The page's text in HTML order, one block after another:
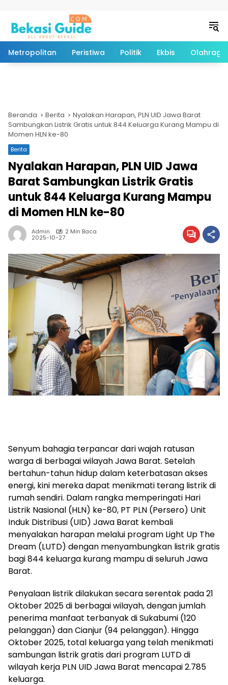
Metropolitan Peristiwa Politik Ekbis Olahraga
Beranda Berita
Nyalakan Harapan, PLN UID Jawa Barat
Sambungkan Listrik Gratis untuk 844 Keluarga Kurang Mampu di
Momen HLN ke-80
Berita
Nyalakan Harapan, PLN UID Jawa
Barat Sambungkan Listrik Gratis
untuk 844 Keluarga Kurang Mampu
di Momen HLN ke-80
Admin 2 Min Baca
2025-10-27
Senyum bahagia terpancar dari wajah ratusan
warga di berbagai wilayah Jawa Barat. Setelah
bertahun-tahun hidup dalam keterbatasan akses
energi, kini mereka dapat menikmati terang listrik di
rumah sendiri. Dalam rangka memperingati Hari
Listrik Nasional (HLN) ke-80, PT PLN (Persero) Unit
Induk Distribusi (UID) Jawa Barat kembali
menyalakan harapan melalui program Light Up The
Dream (LUTD) dengan menyambungkan listrik gratis
bagi 844 keluarga kurang mampu di seluruh Jawa
Barat.
Penyalaan listrik dilakukan secara serentak pada 21
Oktober 2025 di berbagai wilayah, dengan jumlah
penerima manfaat terbanyak di Sukabumi (120
pelanggan) dan Cianjur (94 pelanggan). Hingga
Oktober 2025, total keluarga yang telah menikmati
sambungan listrik gratis dari program LUTD di
wilayah kerja PLN UID Jawa Barat mencapai 2.785
keluarga.